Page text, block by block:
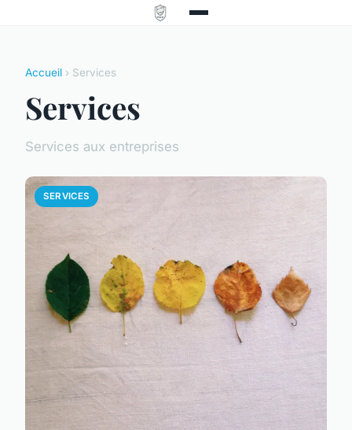
Accueil › Services
Services
Services aux entreprises
SERVICES